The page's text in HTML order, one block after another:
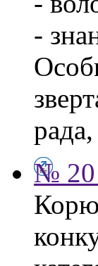
-
№ 20